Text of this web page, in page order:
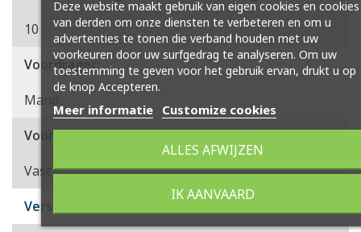
10
Voordrager:
Mand
Voorvork:
Vast
Versnellingen
Deze website maakt gebruik van eigen cookies en cookies
van derden om onze diensten te verbeteren en om u
advertenties te tonen die verband houden met uw
voorkeuren door uw surfgedrag te analyseren. Om uw
toestemming te geven voor het gebruik ervan, drukt u op
de knop Accepteren.
Meer informatie Customize cookies
ALLES AFWIJZEN
IK AANVAARD